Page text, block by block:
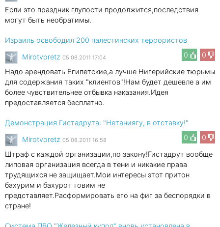
Если это праздник глупости продолжится,последствия
могут быть необратимы.
Израиль освободил 200 палестинских террористов
0
0
Mirotvoretz 05.08.2011 17:04
Надо арендовать Египетские,а лучше Нигерийские тюрьмы
для содержания таких "клиентов"!Нам будет дешевле а им
более чувствительнее отбывка наказания.Идея
предоставляется бесплатно.
Демонстрация Гистадрута: "Нетаниягу, в отставку!"
0
0
Mirotvoretz 05.08.2011 16:58
Штраф с каждой организации,по закону!Гистадрут вообще
липовая организация всегда в тени и никакие права
трудящихся не защищает.Мои интересы этот притон
бахурим и бахурот товим не
представляет.Расформировать его на фиг за беспорядки в
стране!